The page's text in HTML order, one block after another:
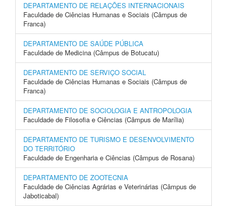
DEPARTAMENTO DE RELAÇÕES INTERNACIONAIS
Faculdade de Ciências Humanas e Sociais (Câmpus de
Franca)
DEPARTAMENTO DE SAÚDE PÚBLICA
Faculdade de Medicina (Câmpus de Botucatu)
DEPARTAMENTO DE SERVIÇO SOCIAL
Faculdade de Ciências Humanas e Sociais (Câmpus de
Franca)
DEPARTAMENTO DE SOCIOLOGIA E ANTROPOLOGIA
Faculdade de Filosofia e Ciências (Câmpus de Marília)
DEPARTAMENTO DE TURISMO E DESENVOLVIMENTO
DO TERRITÓRIO
Faculdade de Engenharia e Ciências (Câmpus de Rosana)
DEPARTAMENTO DE ZOOTECNIA
Faculdade de Ciências Agrárias e Veterinárias (Câmpus de
Jaboticabal)